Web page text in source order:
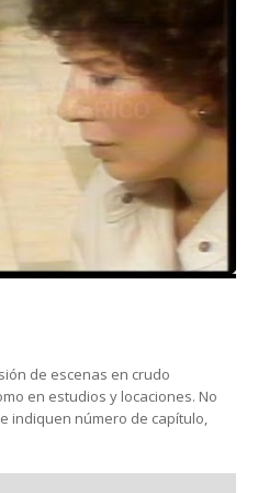
de escenas en crudo
en estudios y locaciones. No
indiquen número de capítulo,